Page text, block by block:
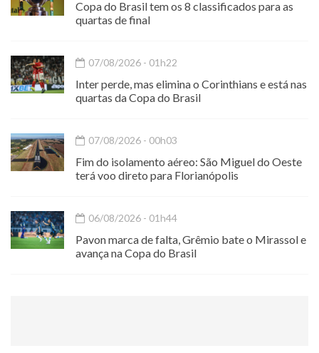
Copa do Brasil tem os 8 classificados para as
quartas de final
07/08/2026 - 01h22
Inter perde, mas elimina o Corinthians e está nas
quartas da Copa do Brasil
07/08/2026 - 00h03
Fim do isolamento aéreo: São Miguel do Oeste
terá voo direto para Florianópolis
06/08/2026 - 01h44
Pavon marca de falta, Grêmio bate o Mirassol e
avança na Copa do Brasil